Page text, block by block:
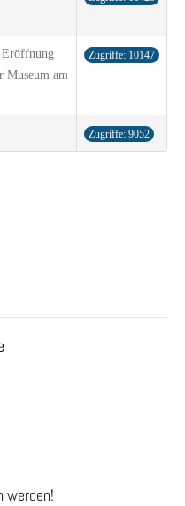
Museum am
Zugriffe: 10147
Zugriffe: 9052
werden!